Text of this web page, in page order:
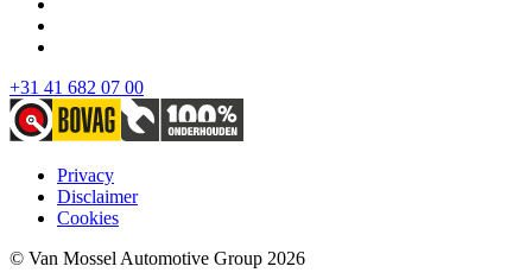
+31 41 682 07 00
Privacy
Disclaimer
Cookies
© Van Mossel Automotive Group 2026